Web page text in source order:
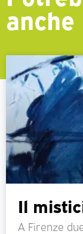
anche
Il
A Firenze